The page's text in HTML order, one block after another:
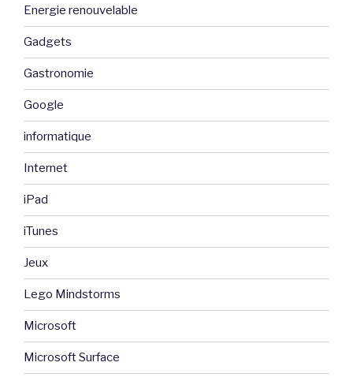
Energie renouvelable
Gadgets
Gastronomie
Google
informatique
Internet
iPad
iTunes
Jeux
Lego Mindstorms
Microsoft
Microsoft Surface